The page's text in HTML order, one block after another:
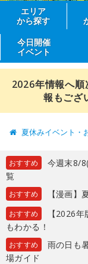
エリア
から探す
今日開催
イベント
2026年情報へ
報もござ
夏休みイベント・
おすすめ
今週末8/
覧
おすすめ 【漫画】
おすすめ
【2026
もわかる！
おすすめ
雨の日も
場ガイド